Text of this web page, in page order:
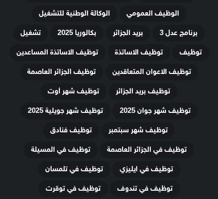
الوظيف العمومي
الوكالة الوطنية للتشغيل
برنامج عدل 3
بريد الجزائر بكالوريا 2025
تشغيل
توظيف
توظيف الاساتذة
توظيف الاساتذة المساعدين
توظيف الاعوان المتعاقدين
توظيف الجزائر العاصمة
توظيف بريد الجزائر
توظيف شهر أوت
توظيف شهر جوان 2025
توظيف شهر جويلية 2025
توظيف شهر سبتمبر
توظيف فنادق
توظيف في الجزائر العاصمة
توظيف في المسيلة
توظيف في ايليزي
توظيف في تلمسان
توظيف في تندوف
توظيف في توقرت